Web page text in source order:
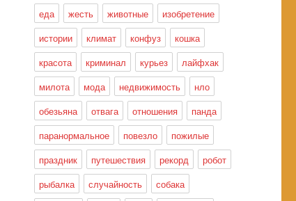
еда
жесть животные
изобретение
истории
климат конфуз
кошка
красота
криминал курьез
лайфхак
милота
мода недвижимость
нло
обезьяна
отвага отношения
панда
паранормальное
повезло
пожилые
праздник
путешествия рекорд
робот
рыбалка
случайность
собака